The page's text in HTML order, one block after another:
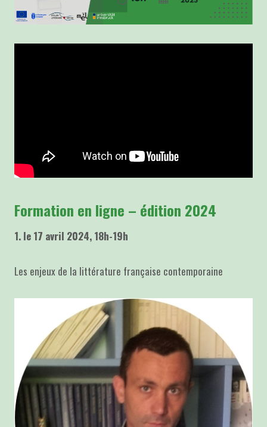
Formation en ligne – édition 2024
1. le 17 avril 2024, 18h-19h
Les enjeux de la littérature française contemporaine